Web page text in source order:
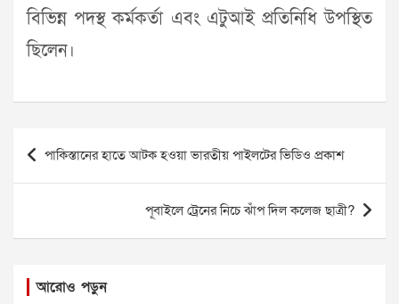
বিভিন্ন পদস্থ কর্মকর্তা এবং এটুআই প্রতিনিধি উপস্থিত
ছিলেন।
Post
navigation
পাকিস্তানের হাতে আটক হওয়া ভারতীয় পাইলটের ভিডিও প্রকাশ
পূবাইলে ট্রেনের নিচে ঝাঁপ দিল কলেজ ছাত্রী?
আরোও পড়ুন